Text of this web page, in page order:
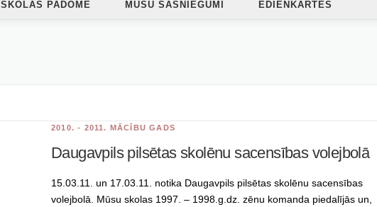
SKOLAS PADOME MŪSU SASNIEGUMI ĒDIENKARTES
2010. - 2011. MĀCĪBU GADS
Daugavpils pilsētas skolēnu sacensības volejbolā
15.03.11. un 17.03.11. notika Daugavpils pilsētas skolēnu sacensības
volejbolā. Mūsu skolas 1997. – 1998.g.dz. zēnu komanda piedalījās un,